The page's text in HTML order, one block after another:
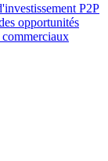
P2P
opportunités
commerciaux